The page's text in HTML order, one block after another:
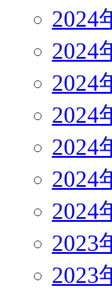
2024
2024
2024
2024
2024
2024
2024
2023
2023